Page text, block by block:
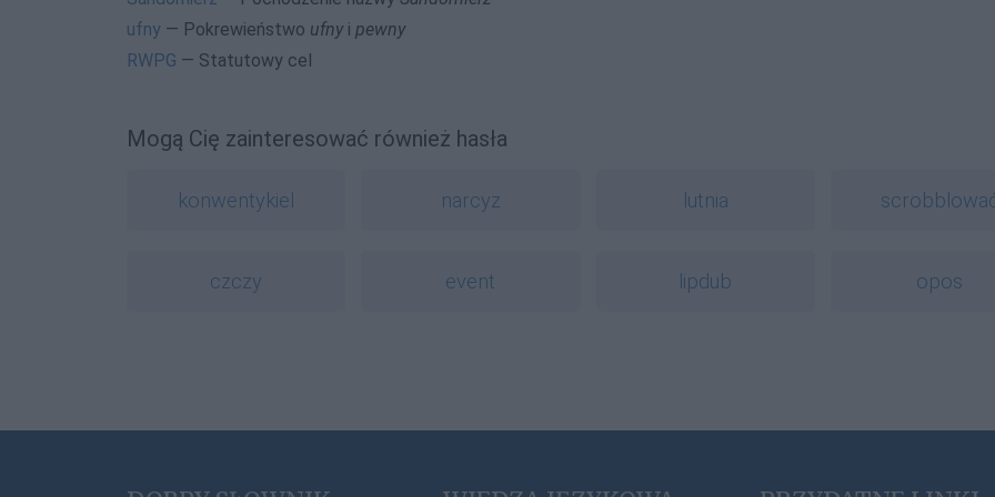
ufny — Pokrewieństwo ufnyi pewny
RWPG — Statutowy cel
Mogą Cię zainteresować również hasła
konwentykiel narcyz lutnia
czczy event lipdub opos